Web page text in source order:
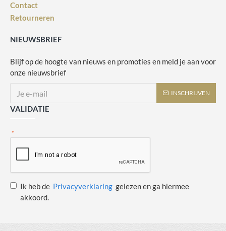
Contact
Retourneren
NIEUWSBRIEF
Blijf op de hoogte van nieuws en promoties en meld je aan voor
onze nieuwsbrief
INSCHRIJVEN
VALIDATIE
Ik heb de Privacyverklaring gelezen en ga hiermee
akkoord.